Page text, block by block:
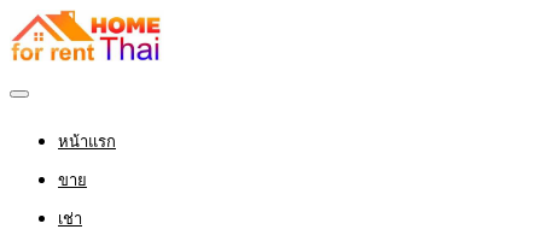
หน้าแรก
ขาย
เช่า